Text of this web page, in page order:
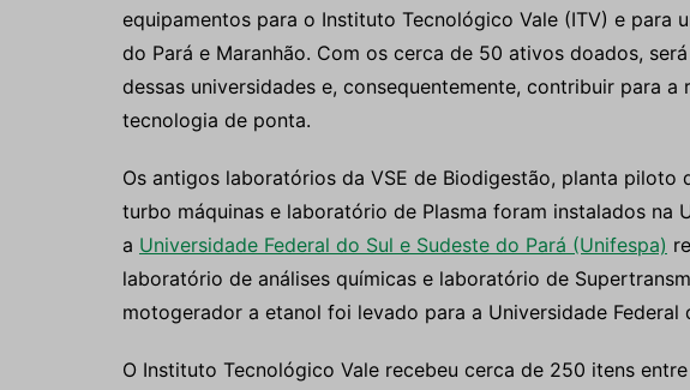
equipamentos para o Instituto Tecnológico Vale (ITV) e para
do Pará e Maranhão. Com os cerca de 50 ativos doados,
dessas universidades e, consequentemente, contribuir para a
tecnologia de ponta.
Os antigos laboratórios da VSE de Biodigestão, planta
turbo máquinas e laboratório de Plasma foram instalados na
a Universidade Federal do Sul e Sudeste do Pará (Unifespa)
laboratório de análises químicas e laboratório de
motogerador a etanol foi levado para a Universidade Federal
O Instituto Tecnológico Vale recebeu cerca de 250 itens